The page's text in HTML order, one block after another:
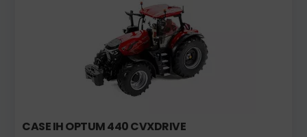
CASE IH OPTUM 440 CVXDRIVE